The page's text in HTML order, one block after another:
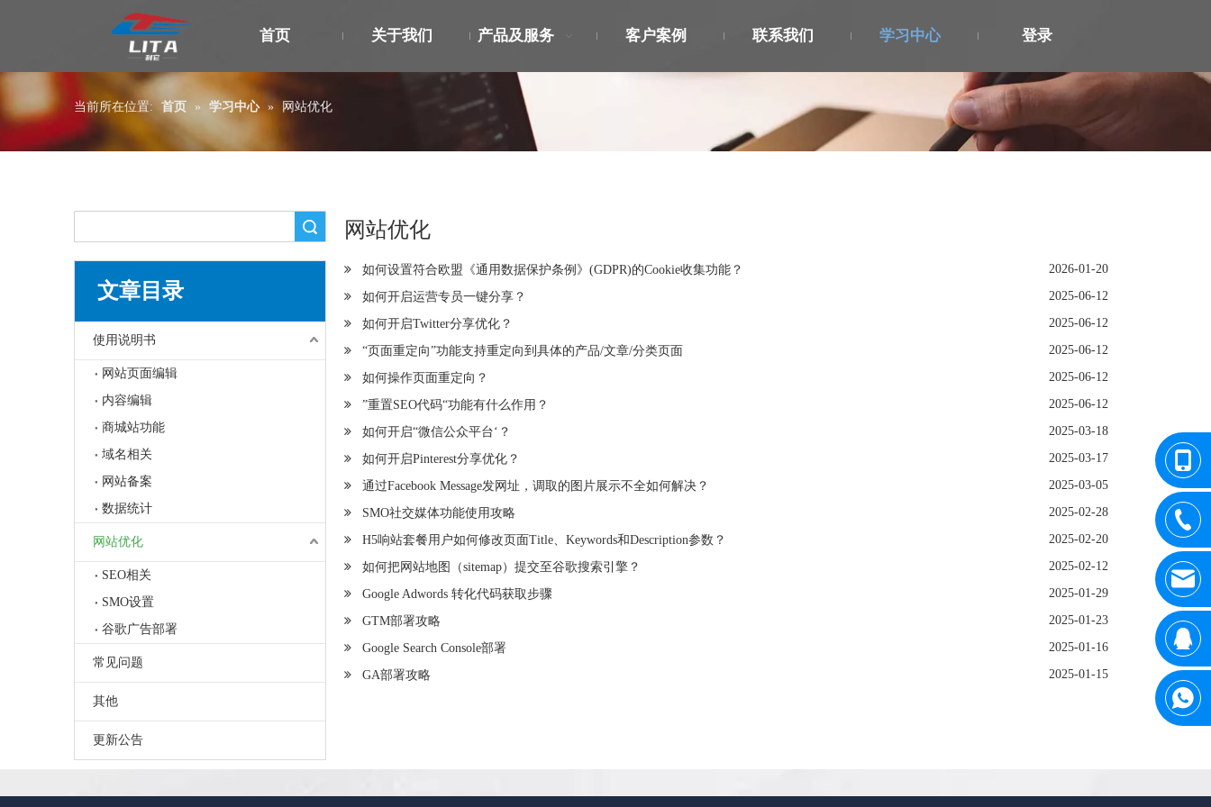
首页 关于我们 产品及服务 客户案例 联系我们 学习中心 登录
当前所在位置: 首页 » 学习中心 » 网站优化
文章目录
使用说明书
网站页面编辑
内容编辑
商城站功能
域名相关
网站备案
数据统计
网站优化
SEO相关
SMO设置
谷歌广告部署
常见问题
其他
更新公告
网站优化
如何设置符合欧盟《通用数据保护条例》(GDPR)的Cookie收集功能？ 2026-01-20
如何开启运营专员一键分享？ 2025-06-12
如何开启Twitter分享优化？ 2025-06-12
“页面重定向”功能支持重定向到具体的产品/文章/分类页面 2025-06-12
如何操作页面重定向？ 2025-06-12
”重置SEO代码“功能有什么作用？ 2025-06-12
如何开启“微信公众平台‘？ 2025-03-18
如何开启Pinterest分享优化？ 2025-03-17
通过Facebook Message发网址，调取的图片展示不全如何解决？ 2025-03-05
SMO社交媒体功能使用攻略 2025-02-28
H5响站套餐用户如何修改页面Title、Keywords和Description参数？ 2025-02-20
如何把网站地图（sitemap）提交至谷歌搜索引擎？ 2025-02-12
Google Adwords 转化代码获取步骤 2025-01-29
GTM部署攻略 2025-01-23
Google Search Console部署 2025-01-16
GA部署攻略 2025-01-15